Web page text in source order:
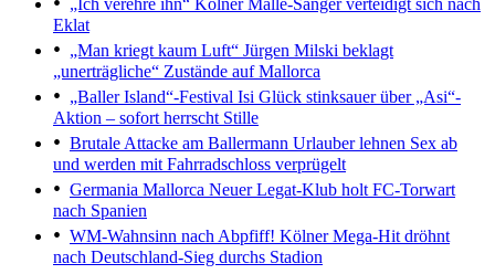
„Ich verehre ihn“ Kölner Malle-Sänger verteidigt sich nach
Eklat
„Man kriegt kaum Luft“ Jürgen Milski beklagt
„unerträgliche“ Zustände auf Mallorca
„Baller Island“-Festival Isi Glück stinksauer über „Asi“-
Aktion – sofort herrscht Stille
Brutale Attacke am Ballermann Urlauber lehnen Sex ab
und werden mit Fahrradschloss verprügelt
Germania Mallorca Neuer Legat-Klub holt FC-Torwart
nach Spanien
WM-Wahnsinn nach Abpfiff! Kölner Mega-Hit dröhnt
nach Deutschland-Sieg durchs Stadion